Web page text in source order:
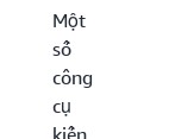
Một
số
công
cụ
kiến